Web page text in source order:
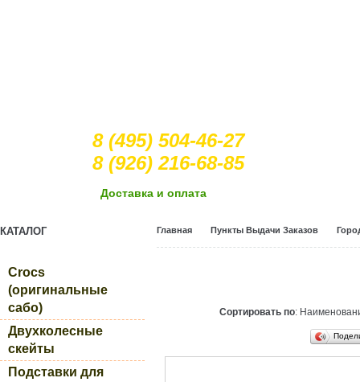
8 (495) 504-46-27
8 (926) 216-68-85
Доcтавка и оплата
КАТАЛОГ
Crocs
(оригинальные
сабо)
Двухколесные
скейты
Подставки для
Главная Пункты Выдачи Заказов
Сортировать по: